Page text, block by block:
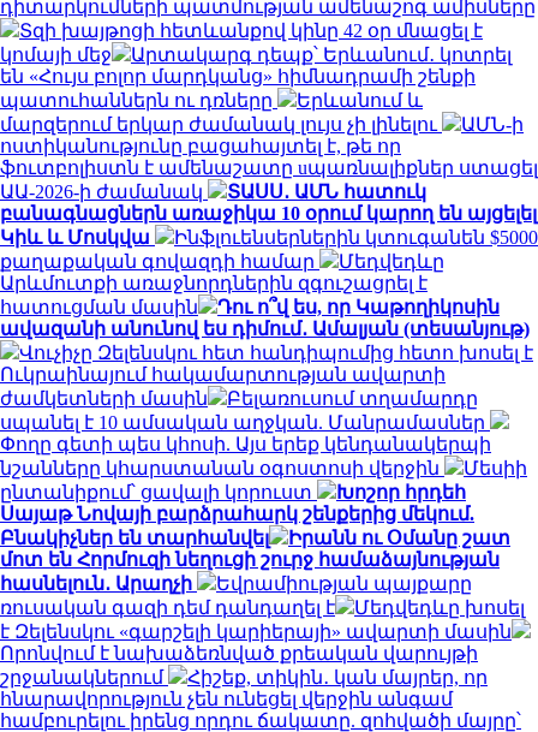
դիտարկումների պատմության ամենաշոգ ամիսները
Տզի խայթոցի հետևանքով կինը 42 օր մնացել է
կոմայի մեջ
Արտակարգ դեպք՝ Երևանում․ կոտրել
են «Հույս բոլոր մարդկանց» հիմնադրամի շենքի
պատուհաններն ու դռները
Երևանում և
մարզերում երկար ժամանակ լույս չի լինելու
ԱՄՆ-ի
ոստիկանությունը բացահայտել է, թե որ
ֆուտբոլիստն է ամենաշատը uպառնալիքներ ստացել
ԱԱ-2026-ի ժամանակ
ՏԱՍՍ․ ԱՄՆ հատուկ
բանագնացներն առաջիկա 10 օրում կարող են այցելել
Կիև և Մոսկվա
Ինֆլուենսերներին կտուգանեն $5000
քաղաքական գովազդի համար
Մեդվեդևը
Արևմուտքի առաջնորդներին զգուշացրել է
հատուցման մասին
Դու ո՞վ ես, որ Կաթողիկոսին
ավազանի անունով ես դիմում․ Ամալյան (տեսանյութ)
Վուչիչը Զելենսկու հետ հանդիպումից հետո խոսել է
Ուկրաինայում հակամարտության ավարտի
ժամկետների մասին
Բելառուսում տղամարդը
սպանել է 10 ամսական աղջկան. Մանրամասներ
Փողը գետի պես կհոսի. Այս երեք կենդանակերպի
նշանները կհարստանան օգոստոսի վերջին
Մեսիի
ընտանիքում՝ ցավալի կորուստ
Խոշոր հրդեհ
Սայաթ Նովայի բարձրահարկ շենքերից մեկում.
Բնակիչներ են տարհանվել
Իրանն ու Օմանը շատ
մոտ են Հորմուզի նեղուցի շուրջ համաձայնության
հասնելուն․ Արաղչի
Եվրամիության պայքարը
ռուսական գազի դեմ դանդաղել է
Մեդվեդևը խոսել
է Զելենսկու «գարշելի կարիերայի» ավարտի մասին
Որոնվում է նախաձեռնված քրեական վարույթի
շրջանակներում
Հիշեք, տիկին․ կան մայրեր, որ
հնարավորություն չեն ունեցել վերջին անգամ
համբուրելու իրենց որդու ճակատը. զոհվածի մայրը՝